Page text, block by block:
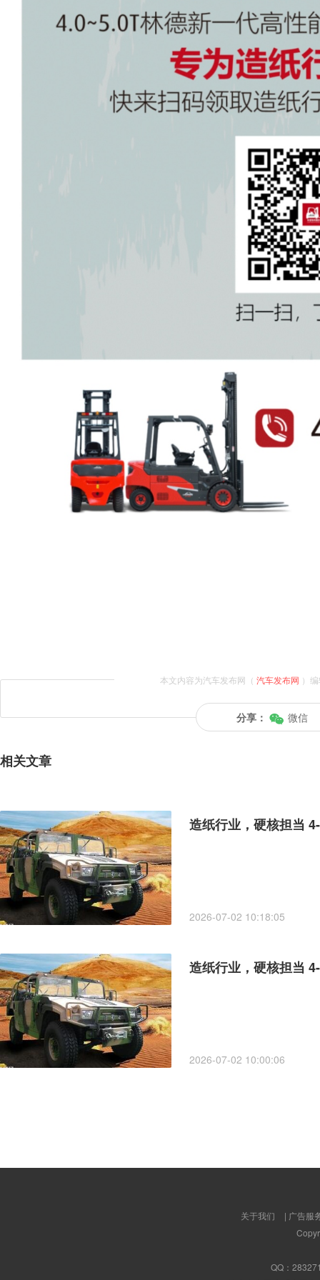
本文内容为汽车发布网（ 汽车发布网 ）
分享： 微信
相关文章
造纸行业，硬核担当
2026-07-02 10:18:05
造纸行业，硬核担当
2026-07-02 10:00:06
关于我们 | 广告服
QQ：